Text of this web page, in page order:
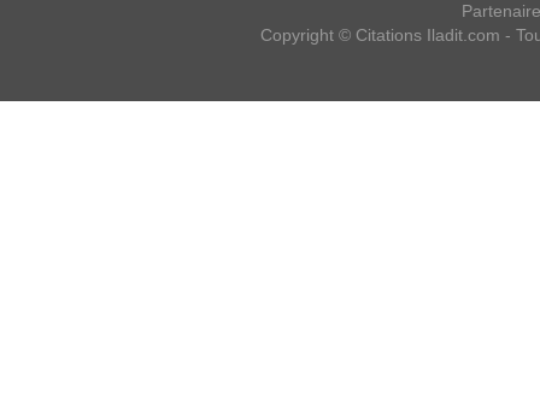
Copyright © Citations Iladit.com -